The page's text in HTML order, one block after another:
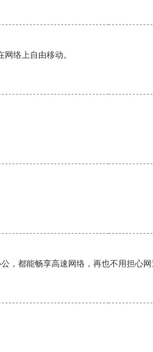
络上自由移动。
，都能畅享高速网络，再也不用担心网